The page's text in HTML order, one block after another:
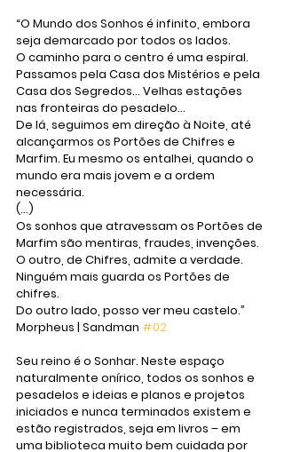
“O Mundo dos Sonhos é infinito, embora
seja demarcado por todos os lados.
O caminho para o centro é uma espiral.
Passamos pela Casa dos Mistérios e pela
Casa dos Segredos... Velhas estações
nas fronteiras do pesadelo...
De lá, seguimos em direção à Noite, até
alcançarmos os Portões de Chifres e
Marfim. Eu mesmo os entalhei, quando o
mundo era mais jovem e a ordem
necessária.
(...)
Os sonhos que atravessam os Portões de
Marfim são mentiras, fraudes, invenções.
O outro, de Chifres, admite a verdade.
Ninguém mais guarda os Portões de
chifres.
Do outro lado, posso ver meu castelo.”
Morpheus | Sandman #02
Seu reino é o Sonhar. Neste espaço
naturalmente onírico, todos os sonhos e
pesadelos e ideias e planos e projetos
iniciados e nunca terminados existem e
estão registrados, seja em livros – em
uma biblioteca muito bem cuidada por